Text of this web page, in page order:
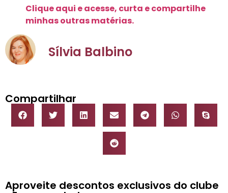
Clique aqui e acesse, curta e compartilhe
minhas outras matérias.
Sílvia Balbino
Compartilhar
Aproveite descontos exclusivos do clube